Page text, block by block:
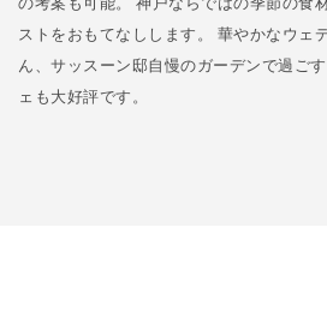
ストをおもてなしします。 華やかなウェ
ん、サッスーン邸自慢のガーデンで過ご
ェも大好評です。